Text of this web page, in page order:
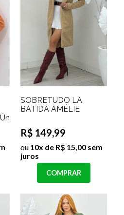
SOBRETUDO LÃ
BATIDA AMÉLIE
R$ 149,99
ou 10x de R$ 15,00 sem
juros
COMPRAR